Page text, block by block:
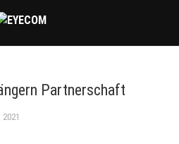
Partnerschaft
2021